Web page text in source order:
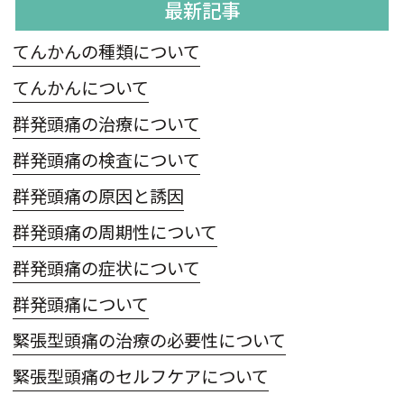
最新記事
てんかんの種類について
てんかんについて
群発頭痛の治療について
群発頭痛の検査について
群発頭痛の原因と誘因
群発頭痛の周期性について
群発頭痛の症状について
群発頭痛について
緊張型頭痛の治療の必要性について
緊張型頭痛のセルフケアについて